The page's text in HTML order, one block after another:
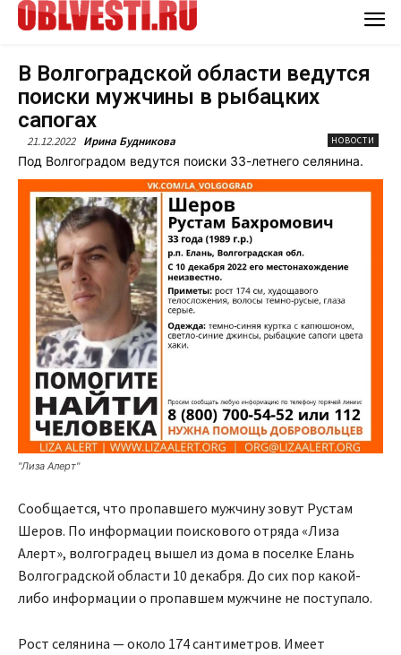
В Волгоградской области ведутся
поиски мужчины в рыбацких
сапогах
21.12.2022 Ирина Будникова НОВОСТИ
Под Волгоградом ведутся поиски 33-летнего селянина.
"Лиза Алерт"
Сообщается, что пропавшего мужчину зовут Рустам
Шеров. По информации поискового отряда «Лиза
Алерт», волгоградец вышел из дома в поселке Елань
Волгоградской области 10 декабря. До сих пор какой-
либо информации о пропавшем мужчине не поступало.
Рост селянина — около 174 сантиметров. Имеет